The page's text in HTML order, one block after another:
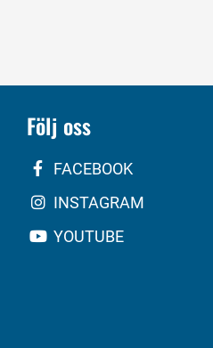
Följ oss
FACEBOOK
INSTAGRAM
YOUTUBE